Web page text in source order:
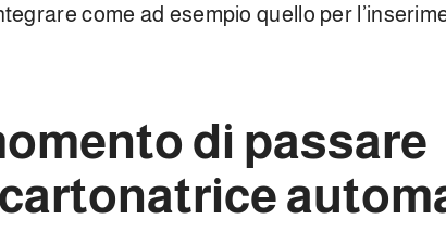
come ad esempio quello per
di passare